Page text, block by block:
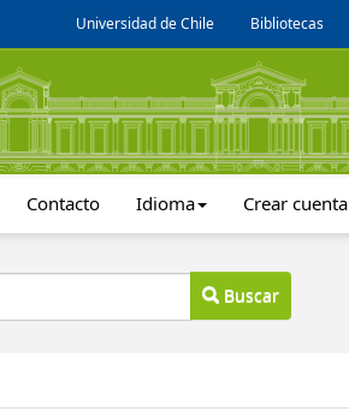
Universidad de Chile Bibliotecas
Contacto Idioma Crear cuenta
Buscar